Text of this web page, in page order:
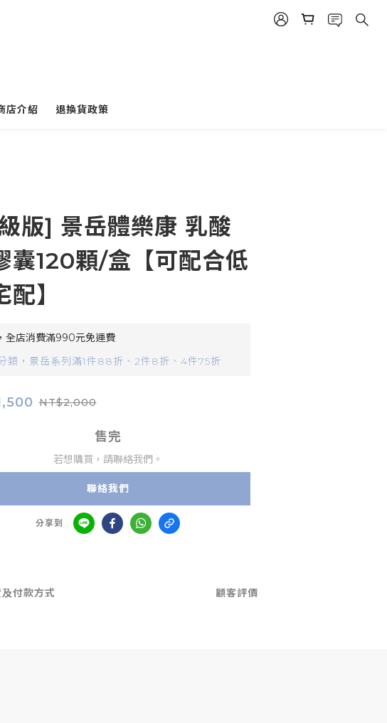
店介紹 退換貨政策
版] 景岳體樂康 乳酸
囊120顆/盒【可配合低
配】
全店消費滿990元免運費
類，景岳系列滿1件88折、2件8折、4件75折
NT$2,000
售完
若想購買，請聯絡我們。
聯絡我們
分享到
付款方式 顧客評價